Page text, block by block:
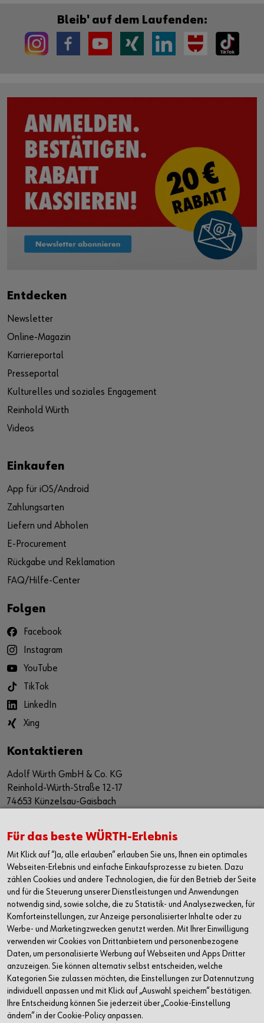
Bleib' auf dem Laufenden:
Entdecken
Newsletter
Online-Magazin
Karriereportal
Presseportal
Kulturelles und soziales Engagement
Reinhold Würth
Videos
Einkaufen
App für iOS/Android
Zahlungsarten
Liefern und Abholen
E-Procurement
Rückgabe und Reklamation
FAQ/Hilfe-Center
Folgen
Facebook
Instagram
YouTube
TikTok
LinkedIn
Xing
Kontaktieren
Adolf Würth GmbH & Co. KG
Reinhold-Würth-Straße 12-17
74653 Künzelsau-Gaisbach
Alle Kontaktmöglichkeiten
+49 7940 15-2400
info@wuerth.com
Für das beste WÜRTH-Erlebnis
Mit Klick auf “Ja, alle erlauben“ erlauben Sie uns, Ihnen ein optimales
Webseiten-Erlebnis und einfache Einkaufsprozesse zu bieten. Dazu
zählen Cookies und andere Technologien, die für den Betrieb der Seite
und für die Steuerung unserer Dienstleistungen und Anwendungen
notwendig sind, sowie solche, die zu Statistik- und Analysezwecken, für
Komforteinstellungen, zur Anzeige personalisierter Inhalte oder zu
Werbe- und Marketingzwecken genutzt werden. Mit Ihrer Einwilligung
verwenden wir Cookies von Drittanbietern und personenbezogene
Daten, um personalisierte Werbung auf Webseiten und Apps Dritter
anzuzeigen. Sie können alternativ selbst entscheiden, welche
Kategorien Sie zulassen möchten, die Einstellungen zur Datennutzung
individuell anpassen und mit Klick auf „Auswahl speichern“ bestätigen.
Ihre Entscheidung können Sie jederzeit über „Cookie-Einstellung
ändern“ in der Cookie-Policy anpassen.